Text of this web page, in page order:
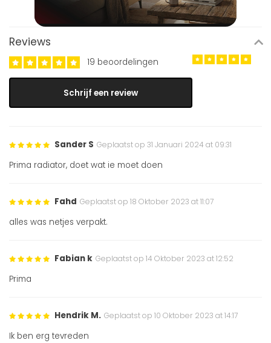
Reviews
19 beoordelingen
Schrijf een review
Sander S Geplaatst op 31 Januari 2024 at 09:31
Prima radiator, doet wat ie moet doen
Fahd Geplaatst op 18 Oktober 2023 at 11:07
alles was netjes verpakt.
Fabian k Geplaatst op 14 Oktober 2023 at 12:52
Prima
Hendrik M. Geplaatst op 10 Oktober 2023 at 14:17
Ik ben erg tevreden